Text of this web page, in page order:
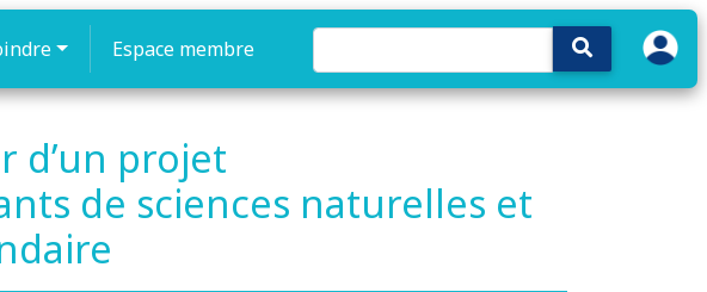
Espace membre
d’un projet
de sciences naturelles et